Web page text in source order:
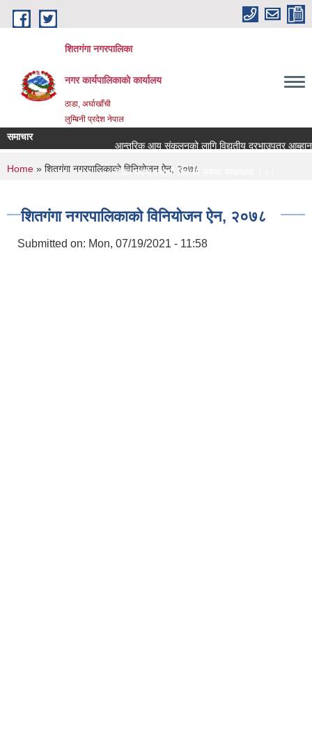
Skip to main content
शितगंगा नगरपालिका
नगर कार्यपालिकाकाे कार्यालय
ठाडा, अर्घाखाँची
लुम्बिनी प्रदेश नेपाल
समाचार
आन्तरिक आय संकलनको लागि विद्युतीय दरभाउपत्र आब्हान
रिक्त पदमा स्थायी शिक्षक सरुवा सम्बन्धमा ।।।
You are here
Home » शितगंगा नगरपालिकाकाे विनियोजन ऐन, २०७८
शितगंगा नगरपालिकाकाे विनियोजन ऐन, २०७८
Submitted on: Mon, 07/19/2021 - 11:58